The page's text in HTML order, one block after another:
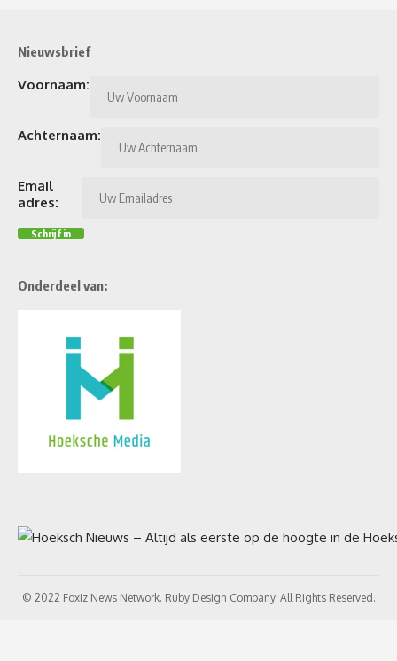
Nieuwsbrief
Voornaam:
Achternaam:
Email
adres:
Onderdeel van:
© 2022 Foxiz News Network. Ruby Design Company. All Rights Reserved.